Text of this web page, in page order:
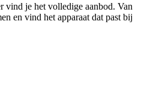
vind je het volledige aanbod. Van
en vind het apparaat dat past bij